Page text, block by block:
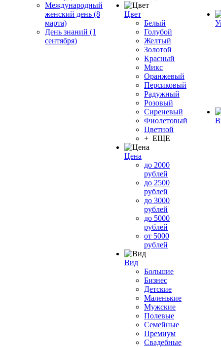
Международный
женский день (8
марта)
День знаний (1
сентября)
Цвет
Белый
Голубой
Желтый
Золотой
Красный
Микс
Оранжевый
Персиковый
Радужный
Розовый
Сиреневый
Фиолетовый
Цветной
+ ЕЩЕ
Цена
до 2000
рублей
до 2500
рублей
до 3000
рублей
до 5000
рублей
от 5000
рублей
Вид
Большие
Бизнес
Детские
Маленькие
Мужские
Полевые
Семейные
Премиум
Свадебные